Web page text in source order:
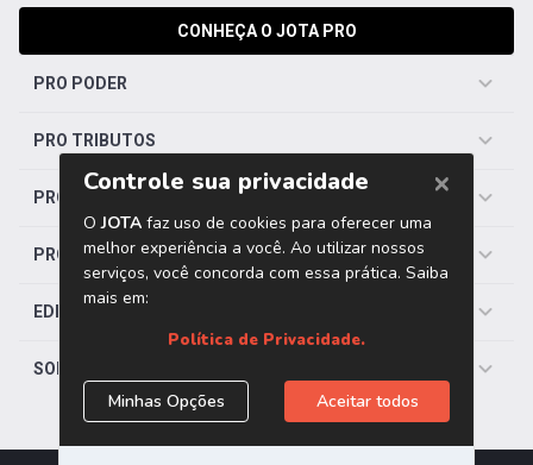
CONHEÇA O JOTA PRO
PRO PODER
PRO TRIBUTOS
PRO TRABALHISTA
PRO SAÚDE
EDITORIAS
SOBRE O JOTA